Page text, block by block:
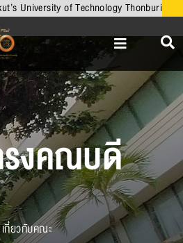
University of Technology Thonburi
Toggle
Navigation
งคณบดี
เกี่ยวกับคณะ